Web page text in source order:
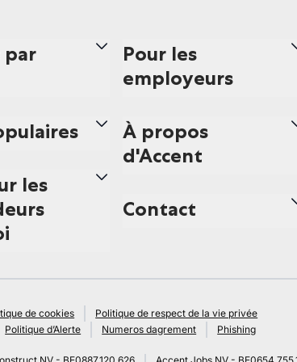
par
les
Pour les
employeurs
À propos
d'Accent
Contact
de cookies
Politique de respect de la vie privée
Politique d’Alerte Numeros dagrement Phishing